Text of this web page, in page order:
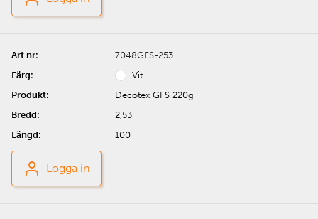
7048GFS-253
Vit
Decotex GFS 220g
2,53
100
Logga in